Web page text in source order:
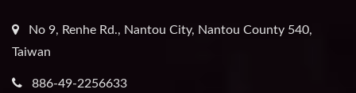
No 9, Renhe Rd., Nantou City, Nantou County 540,
Taiwan
886-49-2256633